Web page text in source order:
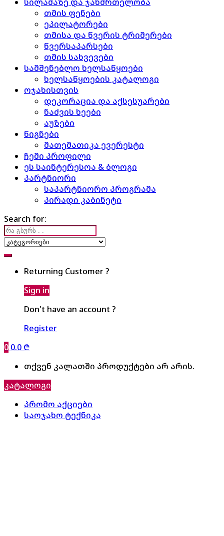
თმის ფენები
ეპილატორები
თმისა და წვერის ტრიმერები
წვერსაპარსები
თმის სახვევები
სამშენებლო ხელსაწყოები
ხელსაწყოების კატალოგი
ოჯახისთვის
დეკორაცია და აქსესუარები
ნაძვის ხეები
აუზები
წიგნები
მათემათიკა ევერესტი
ჩემი პროფილი
ეს საინტერესოა & ბლოგი
პარტნიორი
საპარტნიორო პროგრამა
პირადი კაბინეტი
Search for:
Returning Customer ?
Sign in
Don't have an account ?
Register
0 0.0 ₾
თქვენ კალათში პროდუქტები არ არის.
კატალოგი
პრომო აქციები
საოჯახო ტექნიკა